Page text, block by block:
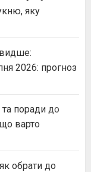
яку
2026: прогноз
та поради до
варто
обрати до